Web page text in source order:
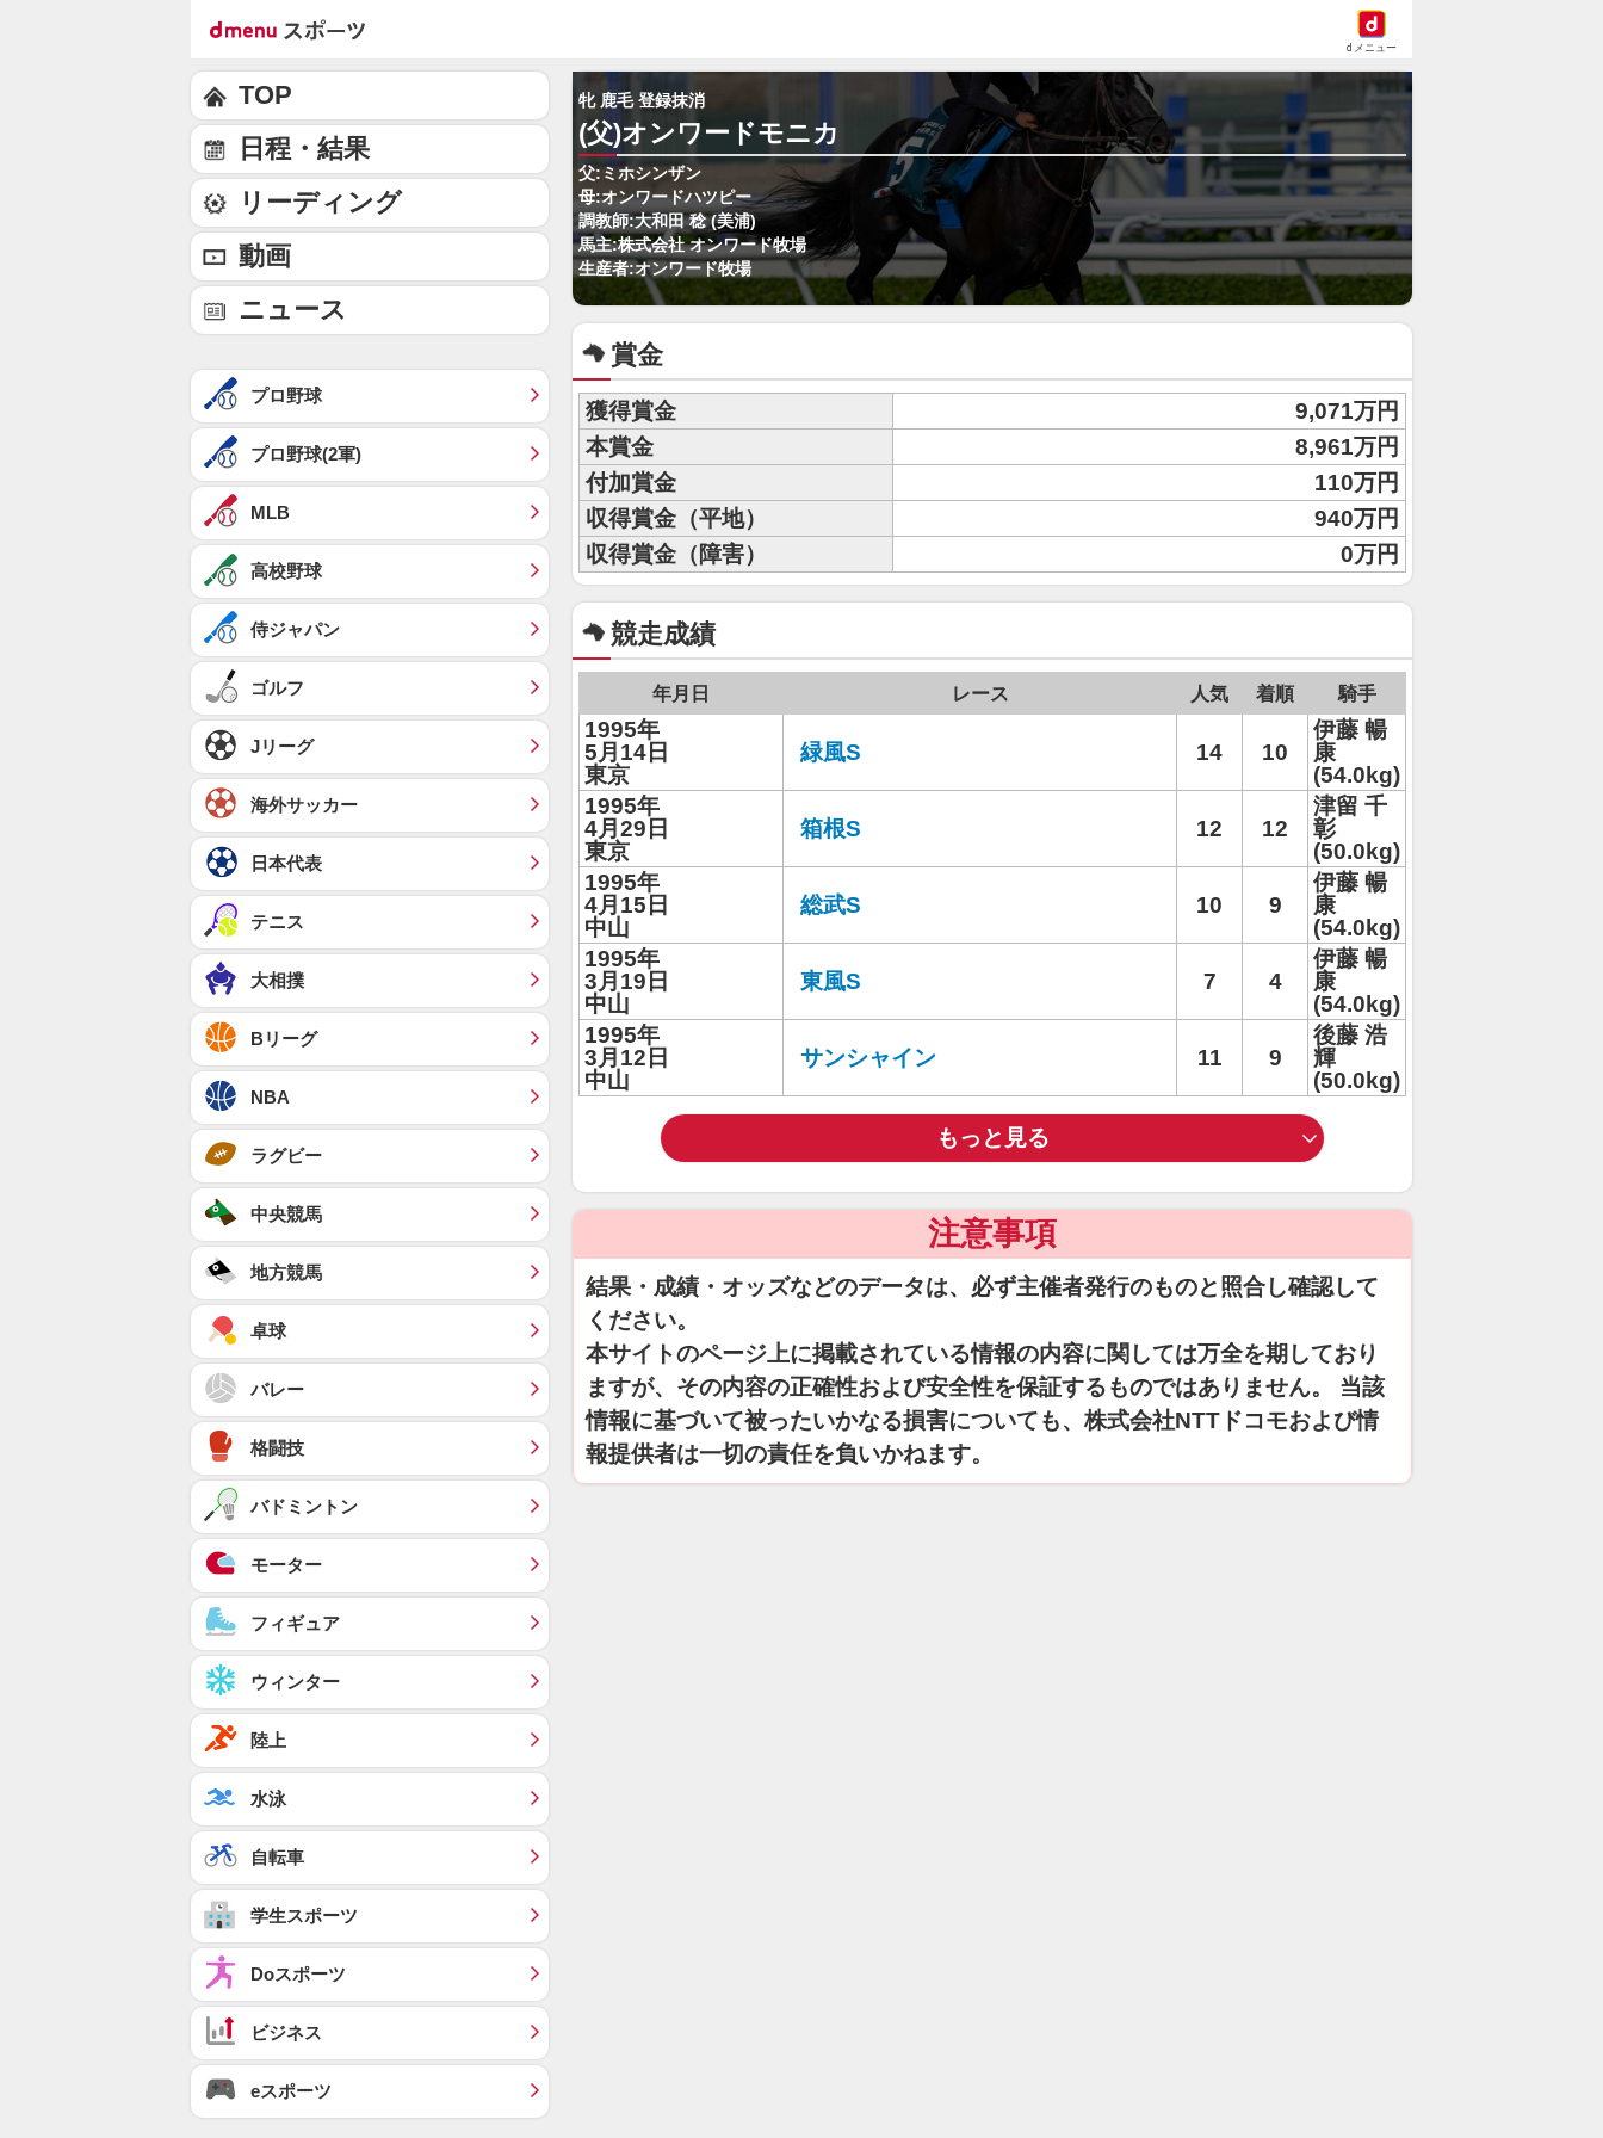
dメニュー
牝 鹿毛 登録抹消
(父)オンワードモニカ
父:ミホシンザン
母:オンワードハツピー
調教師:大和田 稔 (美浦)
馬主:株式会社 オンワード牧場
生産者:オンワード牧場
賞金
獲得賞金
9,071万円
本賞金
8,961万円
付加賞金
110万円
収得賞金（平地）
940万円
収得賞金（障害）
0万円
競走成績
年月日 レース 人気 着順 騎手
1995年
5月14日
東京
緑風S 14 10
伊藤 暢
康
(54.0kg)
1995年
4月29日
東京
箱根S 12 12
津留 千
彰
(50.0kg)
1995年
4月15日
中山
総武S 10 9
伊藤 暢
康
(54.0kg)
1995年
3月19日
中山
東風S 7 4
伊藤 暢
康
(54.0kg)
1995年
3月12日
中山
サンシャイン 11 9
後藤 浩
輝
(50.0kg)
もっと見る
注意事項
結果・成績・オッズなどのデータは、必ず主催者発行のものと照合し確認して
ください。
本サイトのページ上に掲載されている情報の内容に関しては万全を期しており
ますが、その内容の正確性および安全性を保証するものではありません。 当該
情報に基づいて被ったいかなる損害についても、株式会社NTTドコモおよび情
報提供者は一切の責任を負いかねます。
TOP
日程・結果
リーディング
動画
ニュース
プロ野球
プロ野球(2軍)
MLB
高校野球
侍ジャパン
ゴルフ
Jリーグ
海外サッカー
日本代表
テニス
大相撲
Bリーグ
NBA
ラグビー
中央競馬
地方競馬
卓球
バレー
格闘技
バドミントン
モーター
フィギュア
ウィンター
陸上
水泳
自転車
学生スポーツ
Doスポーツ
ビジネス
eスポーツ